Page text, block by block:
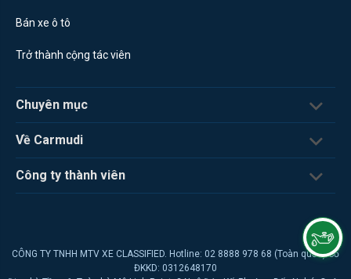
Bán xe ô tô
Trở thành cộng tác viên
Chuyên mục
Về Carmudi
Công ty thành viên
CÔNG TY TNHH MTV XE CLASSIFIED. Hotline: 02 8888 978 68 (Toàn quốc) Số
ĐKKD: 0312648170